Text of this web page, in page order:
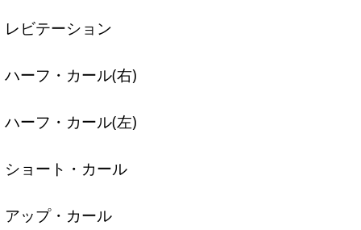
レビテーション
ハーフ・カール(右)
ハーフ・カール(左)
ショート・カール
アップ・カール